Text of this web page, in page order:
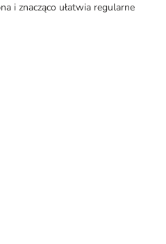
i znacząco ułatwia regularne